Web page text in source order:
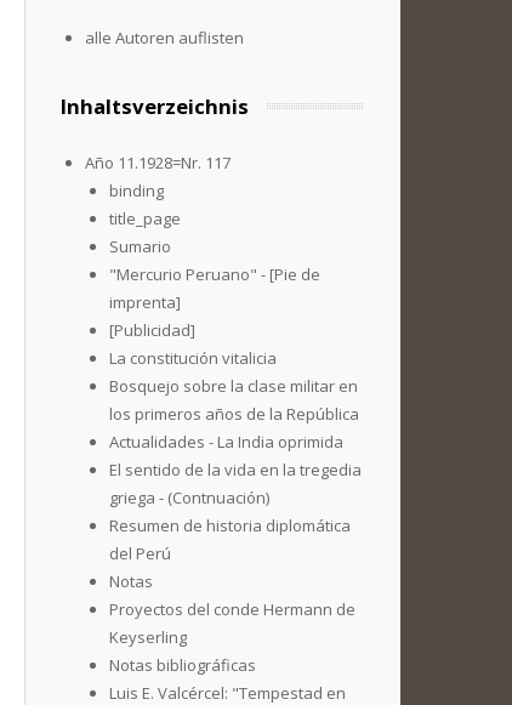
alle Autoren auflisten
Inhaltsverzeichnis
Año 11.1928=Nr. 117
binding
title_page
Sumario
"Mercurio Peruano" - [Pie de
imprenta]
[Publicidad]
La constitución vitalicia
Bosquejo sobre la clase militar en
los primeros años de la República
Actualidades - La India oprimida
El sentido de la vida en la tregedia
griega - (Contnuación)
Resumen de historia diplomática
del Perú
Notas
Proyectos del conde Hermann de
Keyserling
Notas bibliográficas
Luis E. Valcércel: "Tempestad en